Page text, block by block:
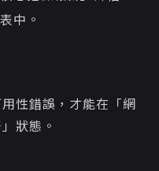
中。
性錯誤，才能在「網
狀態。